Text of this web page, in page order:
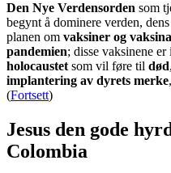
Den Nye Verdensorden som
begynt å dominere verden, dens
planen om vaksiner og
pandemien; disse vaksinene
holocaustet som vil føre til død,
implantering av dyrets merke
(Fortsett)
Jesus den gode
Colombia